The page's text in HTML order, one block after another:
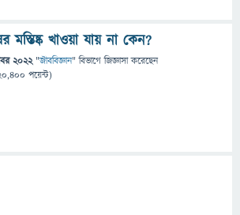
মস্তিষ্ক খাওয়া যায় না কেন?
2022 "জীববিজ্ঞান" বিভাগে জিজ্ঞাসাকরেছেন
পয়েন্ট)